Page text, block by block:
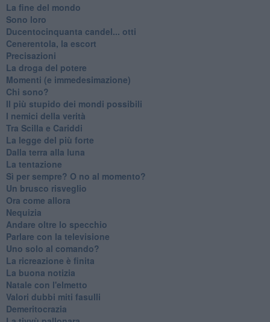
La fine del mondo
Sono loro
Ducentocinquanta candel... otti
Cenerentola, la escort
Precisazioni
La droga del potere
Momenti (e immedesimazione)
Chi sono?
Il più stupido dei mondi possibili
I nemici della verità
Tra Scilla e Cariddi
La legge del più forte
Dalla terra alla luna
La tentazione
​Sì per sempre? O no al momento?
Un brusco risveglio
Ora come allora
Nequizia
Andare oltre lo specchio
Parlare con la televisione
Uno solo al comando?
La ricreazione è finita
La buona notizia
Natale con l'elmetto
Valori dubbi miti fasulli
Demeritocrazia